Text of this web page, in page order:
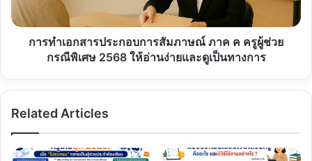
ครู
ให้
และ
การทำเอกสารประกอบการสัมภาษณ์ ภาค ค ครูผู้ช่วย
กรณีพิเศษ 2568 ให้อ่านง่ายและดูเป็นทางการ
Related Articles